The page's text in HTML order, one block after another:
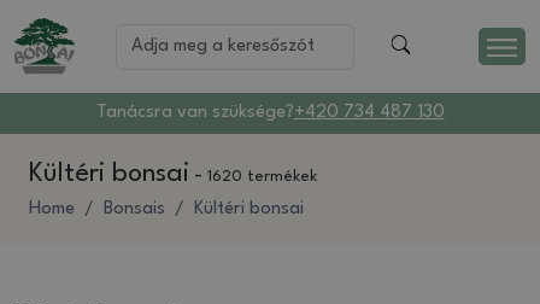
Tanácsra van szüksége?+420 734 487 130
Kültéri bonsai - 1620 termékek
Home Bonsais Kültéri bonsai